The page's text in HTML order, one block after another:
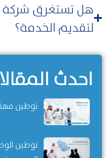
هل تستغرق شركة
لتقديم الخدمة؟
احدث
توطين
توطين